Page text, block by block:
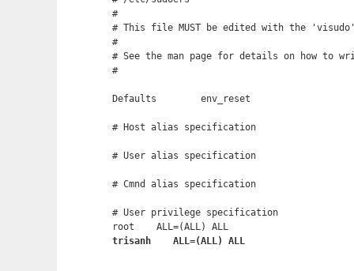
#
# This file MUST be edited with the 'visudo'
#
# See the man page for details on how to
#
Defaults        env_reset
# Host alias specification
# User alias specification
# Cmnd alias specification
# User privilege specification
root    ALL=(ALL) ALL
trisanh    ALL=(ALL) ALL